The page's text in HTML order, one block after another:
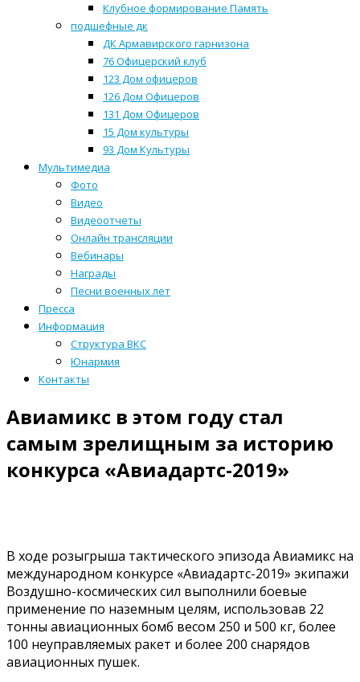
Клубное формирование Память
подшефные дк
ДК Армавирского гарнизона
76 Офицерский клуб
123 Дом офицеров
126 Дом Офицеров
131 Дом Офицеров
15 Дом культуры
93 Дом Культуры
Мультимедиа
Фото
Видео
Видеоотчеты
Онлайн трансляции
Вебинары
Награды
Песни военных лет
Пресса
Информация
Структура ВКС
Юнармия
Контакты
Авиамикс в этом году стал
самым зрелищным за историю
конкурса «Авиадартс-2019»
В ходе розыгрыша тактического эпизода Авиамикс на
международном конкурсе «Авиадартс-2019» экипажи
Воздушно-космических сил выполнили боевые
применение по наземным целям, использовав 22
тонны авиационных бомб весом 250 и 500 кг, более
100 неуправляемых ракет и более 200 снарядов
авиационных пушек.